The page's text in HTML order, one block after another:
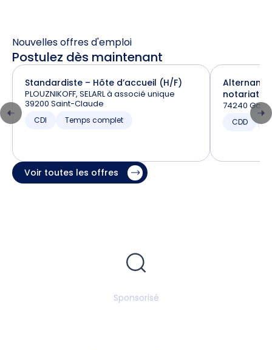
Nouvelles offres d'emploi
Postulez dès maintenant
Standardiste – Hôte d’accueil (H/F)
PLOUZNIKOFF, SELARL à associé unique
39200 Saint-Claude
CDI Temps complet
notariat
74240
CDD
Voir toutes les offres
Sponsorisé